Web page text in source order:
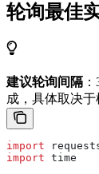
轮询最佳
建议轮询间隔
成，具体取决于
import
import time